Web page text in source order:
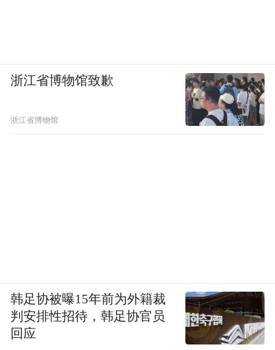
浙江省博物馆致歉
浙江省博物馆
韩足协被曝15年前为外籍裁
判安排性招待，韩足协官员
回应